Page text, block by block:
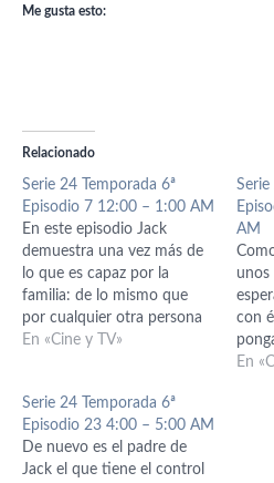
Me gusta esto:
Relacionado
Serie 24 Temporada 6ª
Episodio 7 12:00 – 1:00 AM
En este episodio Jack
demuestra una vez más de
lo que es capaz por la
familia: de lo mismo que
por cualquier otra persona
o cosa. Así que se dedica a
pequeños momentos de
crisis, aún le costará unos
episodios más volver a…
En «Cine y TV»
Serie
AM
unos
con
En
Serie 24 Temporada 6ª
Episodio 23 4:00 – 5:00 AM
De nuevo es el padre de
Jack el que tiene el control